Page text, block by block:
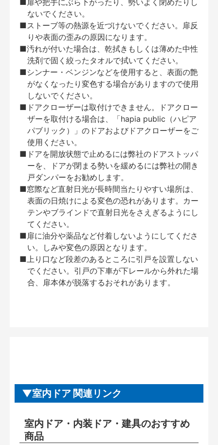
■扉や把手にぶら下がったり、勢いよく閉めたりし
ないでください。
■ストーブ等の熱源を近づけないでください。扉反
りや表面の歪みの原因になります。
■汚れが付いた場合は、乾拭きもしくは薄めた中性
洗剤で固く絞ったタオルで拭いてください。
■シンナー・ベンジンなどを使用すると、表面の艶
がなくなったり変色する場合がありますので使用
しないでください。
■ドアクローザーは取付けできません。ドアクロー
ザーを取付ける場合は、「hapia public（ハピア
パブリック）」のドアおよびドアクローザーをご
使用ください。
■ドアを開放状態で止めるには弊社のドアストッパ
ーを、ドアが閉まる勢いを緩めるには弊社の開き
戸ダンパーをお勧めします。
■窓際など直射日光が長時間当たりやすい場所は、
表面の日焼けによる変色の恐れがあります。カー
テンやブラインドで直射日光をさえぎるようにし
てください。
■扉に油分や薬品など付着しないようにしてくださ
い。しみや変色の原因となります。
■上り口など段差のあるところに引戸を設置しない
でください。引戸の下車が下レールから外れた場
合、扉本体が脱落するおそれがあります。
室内ドア 関連リンク
室内ドア・内装ドア・建具のおすすめ
商品